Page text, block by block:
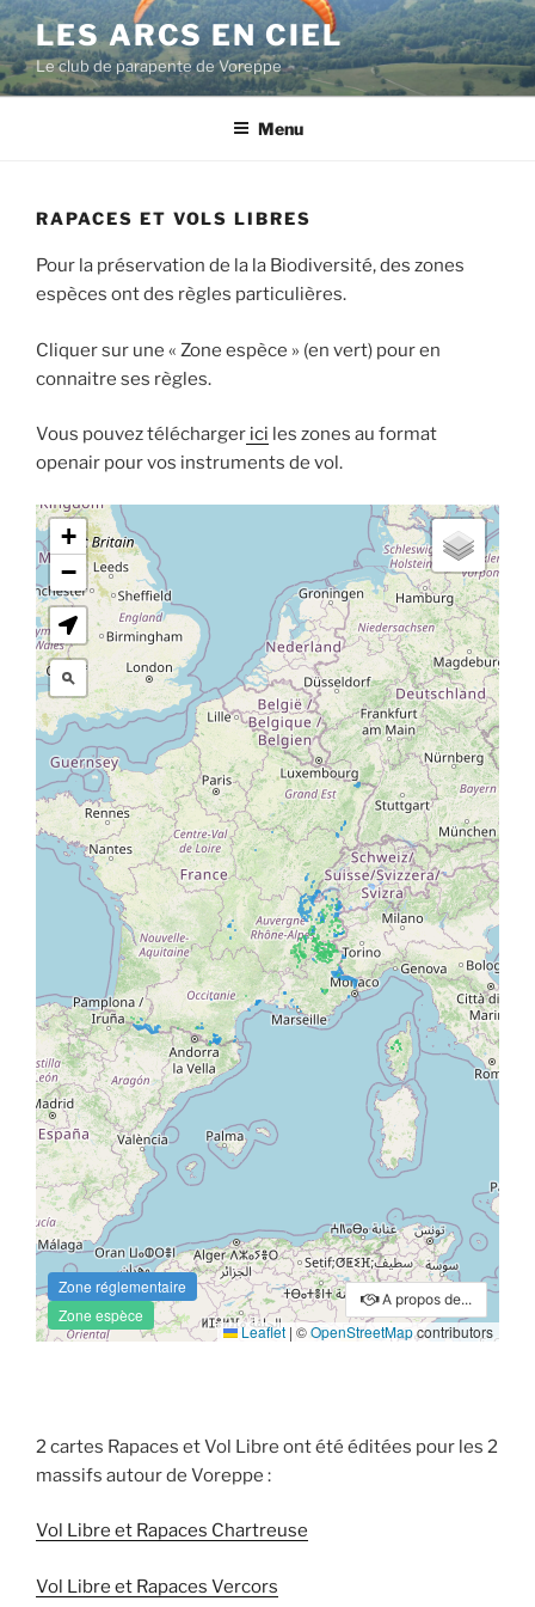
Aller
au
contenu
principal
LES ARCS EN CIEL
Le club de parapente de Voreppe
Menu
RAPACES ET VOLS LIBRES
Pour la préservation de la la Biodiversité, des zones
espèces ont des règles particulières.
Cliquer sur une « Zone espèce » (en vert) pour en
connaitre ses règles.
Vous pouvez télécharger ici les zones au format
openair pour vos instruments de vol.
2 cartes Rapaces et Vol Libre ont été éditées pour les 2
massifs autour de Voreppe :
Vol Libre et Rapaces Chartreuse
Vol Libre et Rapaces Vercors